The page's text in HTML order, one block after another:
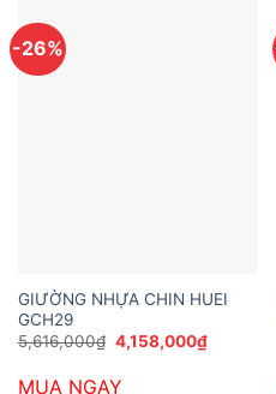
-26%
GIƯỜNG NHỰA CHIN HUEI
GCH29
5,616,000₫ Giá
gốc
5,616,000₫.
4,158,000₫Giá
hiện
MUA NGAY